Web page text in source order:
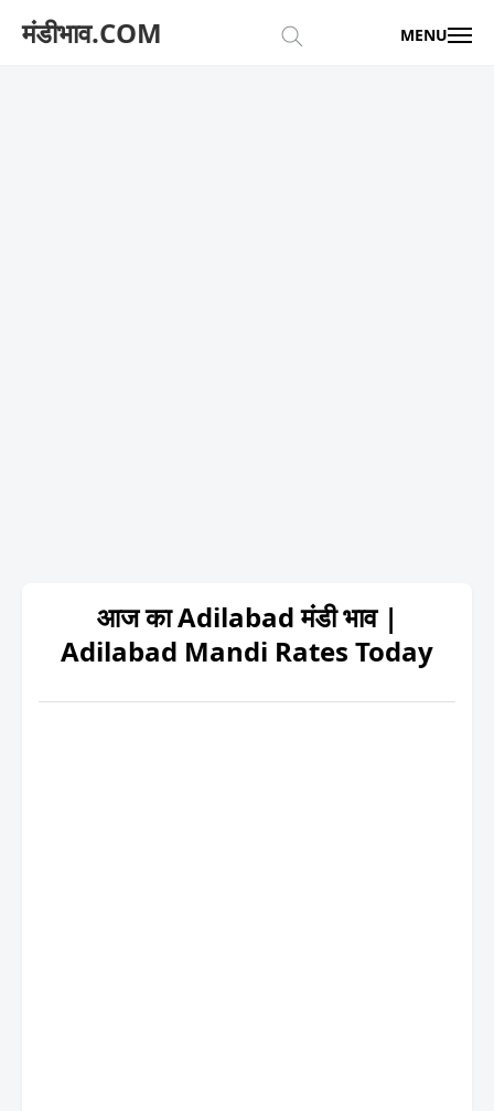
मंडीभाव.COM MENU
आज का Adilabad मंडी भाव |
Adilabad Mandi Rates Today